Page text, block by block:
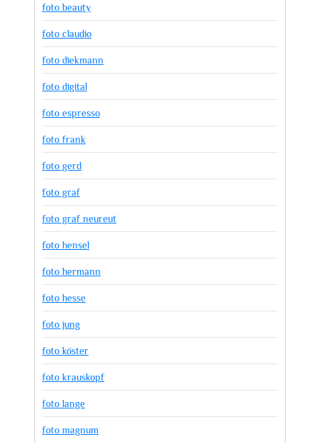
foto beauty
foto claudio
foto diekmann
foto digital
foto espresso
foto frank
foto gerd
foto graf
foto graf neureut
foto hensel
foto hermann
foto hesse
foto jung
foto köster
foto krauskopf
foto lange
foto magnum